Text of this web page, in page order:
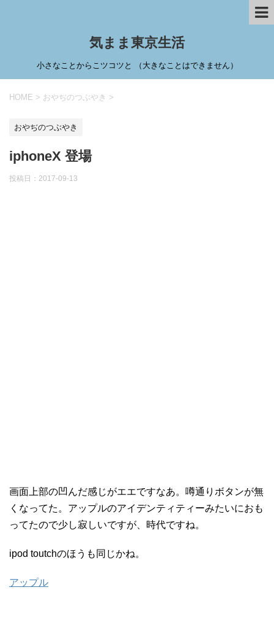
気まま東京生活
小さなことからこツコツと （大きなことはできません）
HOME > おやぢのつぶやき >
おやぢのつぶやき
iphoneX 登場
投稿日： 2017-09-13
画面上部の凹んだ感じがエエですなあ。噂通りボタンが無
くなってた。アップルのアイデンティティーみたいにおも
ってたので少し寂しいですが、時代ですね。
ipod toutchのほうも同じかね。
アップル